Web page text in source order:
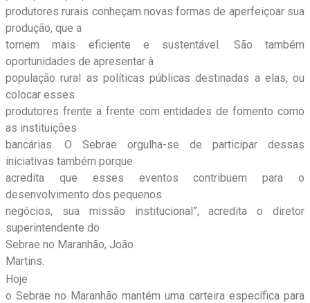
produtores rurais conheçam novas formas de aperfeiçoar sua
produção, que a
tornem mais eficiente e sustentável. São também
oportunidades de apresentar à
população rural as políticas públicas destinadas a elas, ou
colocar esses
produtores frente a frente com entidades de fomento como
as instituições
bancárias. O Sebrae orgulha-se de participar dessas
iniciativas também porque
acredita que esses eventos contribuem para o
desenvolvimento dos pequenos
negócios, sua missão institucional”, acredita o diretor
superintendente do
Sebrae no Maranhão, João
Martins.
Hoje
o Sebrae no Maranhão mantém uma carteira específica para